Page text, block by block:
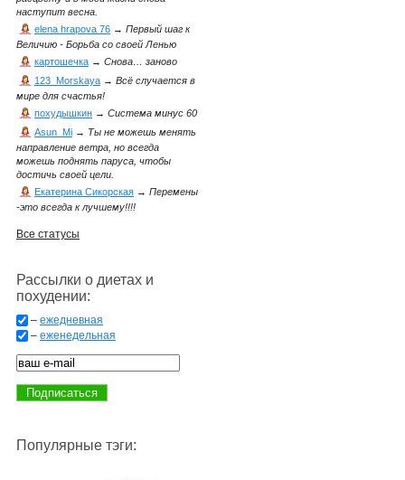
наступит весна.
elena hrapova 76 → Первый шаг к
Величию - Борьба со своей Ленью
картошечка → Снова… заново
123_Morskaya → Всё случается в
мире для счастья!
похудышкин → Система минус 60
Asun_Mi → Ты не можешь менять
направление ветра, но всегда
можешь поднять паруса, чтобы
достичь своей цели.
Екатерина Сикорская → Перемены
-это всегда к лучшему!!!!
Все статусы
Рассылки о диетах и
похудении:
– ежедневная
– еженедельная
Популярные тэги: